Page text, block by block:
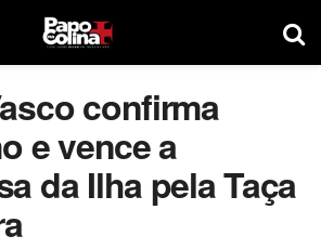
confirma
e vence a
da Ilha pela Taça